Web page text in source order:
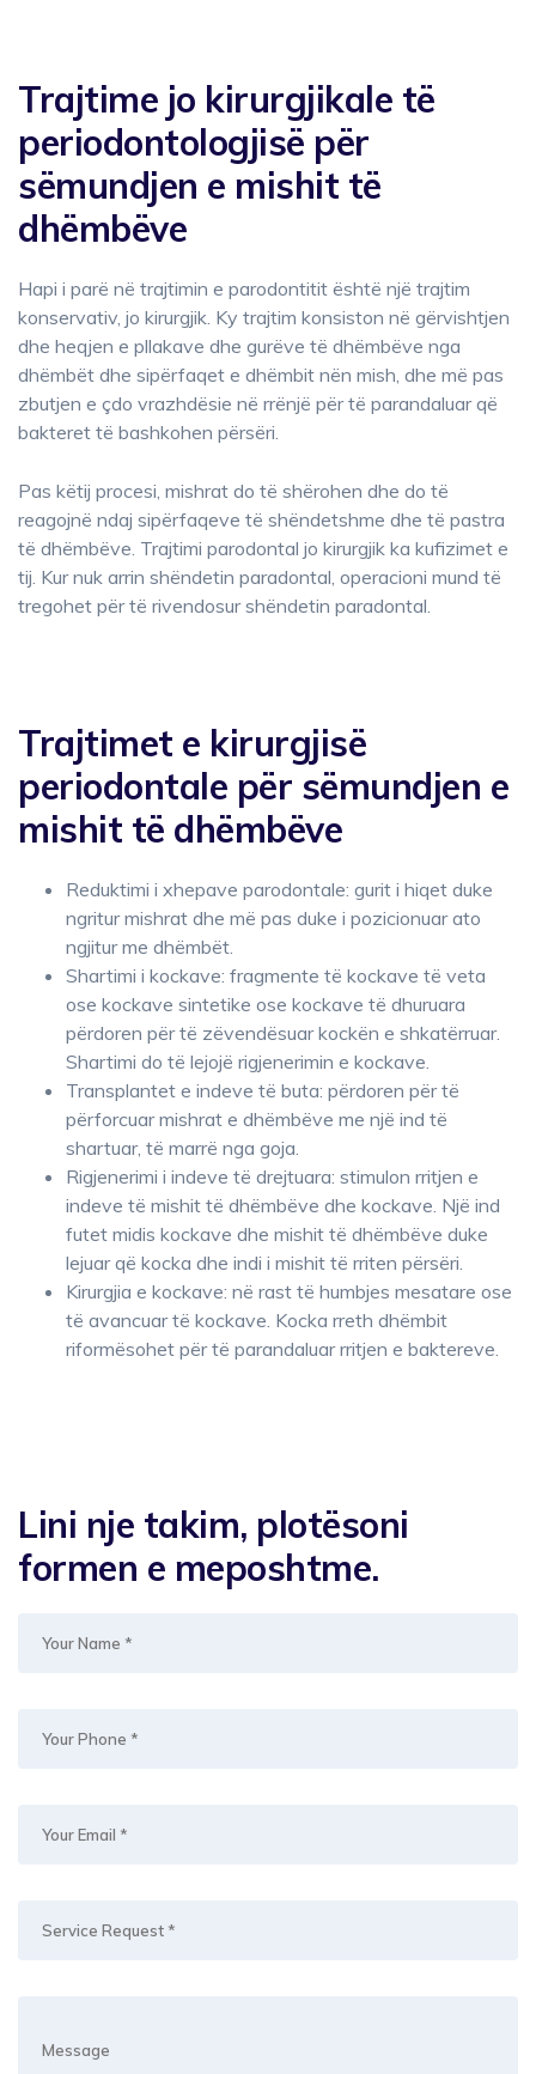
Trajtime jo kirurgjikale të
periodontologjisë për
sëmundjen e mishit të
dhëmbëve
Hapi i parë në trajtimin e parodontitit është një trajtim
konservativ, jo kirurgjik. Ky trajtim konsiston në gërvishtjen
dhe heqjen e pllakave dhe gurëve të dhëmbëve nga
dhëmbët dhe sipërfaqet e dhëmbit nën mish, dhe më pas
zbutjen e çdo vrazhdësie në rrënjë për të parandaluar që
bakteret të bashkohen përsëri.
Pas këtij procesi, mishrat do të shërohen dhe do të
reagojnë ndaj sipërfaqeve të shëndetshme dhe të pastra
të dhëmbëve. Trajtimi parodontal jo kirurgjik ka kufizimet e
tij. Kur nuk arrin shëndetin paradontal, operacioni mund të
tregohet për të rivendosur shëndetin paradontal.
Trajtimet e kirurgjisë
periodontale për sëmundjen e
mishit të dhëmbëve
Reduktimi i xhepave parodontale: gurit i hiqet duke
ngritur mishrat dhe më pas duke i pozicionuar ato
ngjitur me dhëmbët.
Shartimi i kockave: fragmente të kockave të veta
ose kockave sintetike ose kockave të dhuruara
përdoren për të zëvendësuar kockën e shkatërruar.
Shartimi do të lejojë rigjenerimin e kockave.
Transplantet e indeve të buta: përdoren për të
përforcuar mishrat e dhëmbëve me një ind të
shartuar, të marrë nga goja.
Rigjenerimi i indeve të drejtuara: stimulon rritjen e
indeve të mishit të dhëmbëve dhe kockave. Një ind
futet midis kockave dhe mishit të dhëmbëve duke
lejuar që kocka dhe indi i mishit të rriten përsëri.
Kirurgjia e kockave: në rast të humbjes mesatare ose
të avancuar të kockave. Kocka rreth dhëmbit
riformësohet për të parandaluar rritjen e baktereve.
Lini nje takim, plotësoni
formen e meposhtme.